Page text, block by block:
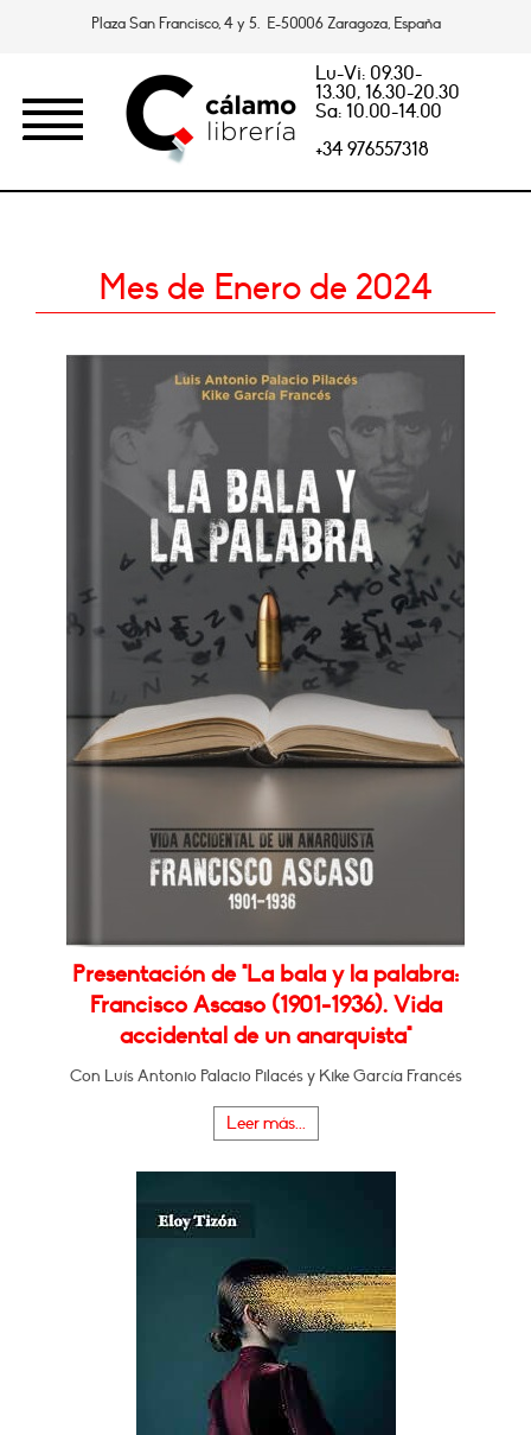
Plaza San Francisco, 4 y 5. E-50006 Zaragoza, España
Lu-Vi: 09.30-
13.30, 16.30-20.30
Sa: 10.00-14.00
+34 976557318
Mes de Enero de 2024
Presentación de "La bala y la palabra:
Francisco Ascaso (1901-1936). Vida
accidental de un anarquista"
Con Luís Antonio Palacio Pilacés y Kike García Francés
Leer más...